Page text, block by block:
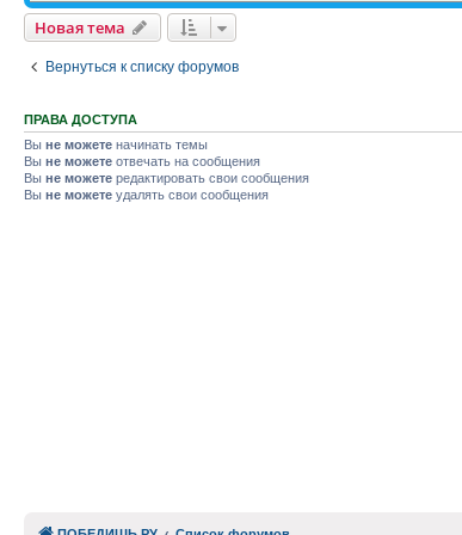
Новая тема
Вернуться к списку форумов
ПРАВА ДОСТУПА
Вы не можете начинать темы
Вы не можете отвечать на сообщения
Вы не можете редактировать свои сообщения
Вы не можете удалять свои сообщения